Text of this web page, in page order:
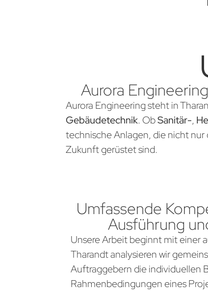
Aurora
Aurora Engineering steht in
Gebäudetechnik. ObSanitär-,
technische Anlagen, die nicht
Zukunft gerüstet sind.
Umfassende
Ausführung
Unsere Arbeit beginnt mit einer
Tharandt analysieren wir
Auftraggebern die individuellen
Rahmenbedingungen eines